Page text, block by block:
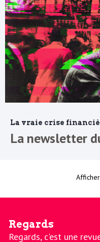
La vraie crise
La newsletter
Regards
Regards, c'est une